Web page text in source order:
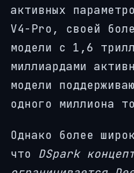
активных
V4-Pro, своей
модели с 1,6
миллиардами
модели
одного миллиона
Однако более
что DSpark